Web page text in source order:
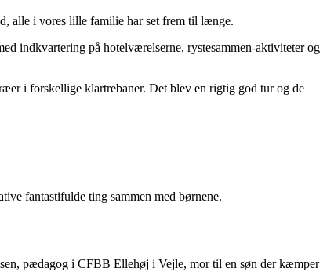
alle i vores lille familie har set frem til længe.
indkvartering på hotelværelserne, rystesammen-aktiviteter og
i forskellige klartrebaner. Det blev en rigtig god tur og de
fantastifulde ting sammen med børnene.
pædagog i CFBB Ellehøj i Vejle, mor til en søn der kæmper